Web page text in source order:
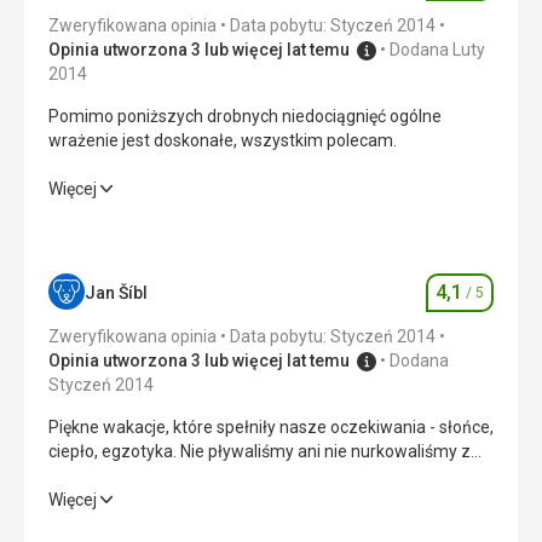
Zweryfikowana opinia
Data pobytu: Styczeń 2014
Opinia utworzona 3 lub więcej lat temu
Dodana Luty
2014
Pomimo poniższych drobnych niedociągnięć ogólne
wrażenie jest doskonałe, wszystkim polecam.
Pomimo poniższych drobnych niedociągnięć ogólne
Zakwaterowanie 5,0/ 5
Okolica 3,0
Cena 5,0/ 5
Więcej
Jan Šíbl Ocena
4,1 / 5
Zweryfikowana opinia
Data pobytu: Styczeń 2014
Opinia utworzona 3 lub więcej lat temu
Dodana
Styczeń 2014
Piękne wakacje, które spełniły nasze oczekiwania - słońce,
ciepło, egzotyka. Nie pływaliśmy ani nie nurkowaliśmy z
profesjonalizm delegatów. Doskonała baza wypadowa na
Piękne wakacje, które spełniły nasze oczekiwania - słońce,
Więcej